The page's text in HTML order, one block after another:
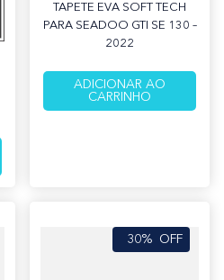
TAPETE EVA SOFT TECH
PARA SEADOO GTI SE 130 –
2022
ADICIONAR AO
CARRINHO
30% OFF